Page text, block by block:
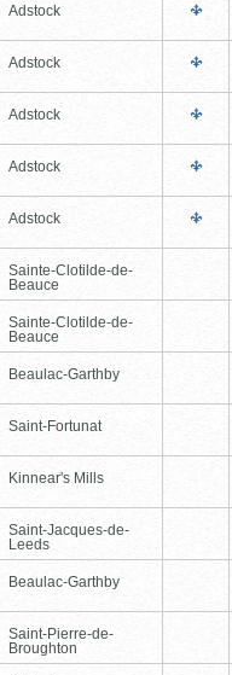
Adstock
Adstock
Adstock
Adstock
Adstock
Sainte-Clotilde-de-
Beauce
Sainte-Clotilde-de-
Beauce
Beaulac-Garthby
Saint-Fortunat
Kinnear's Mills
Saint-Jacques-de-
Leeds
Beaulac-Garthby
Saint-Pierre-de-
Broughton